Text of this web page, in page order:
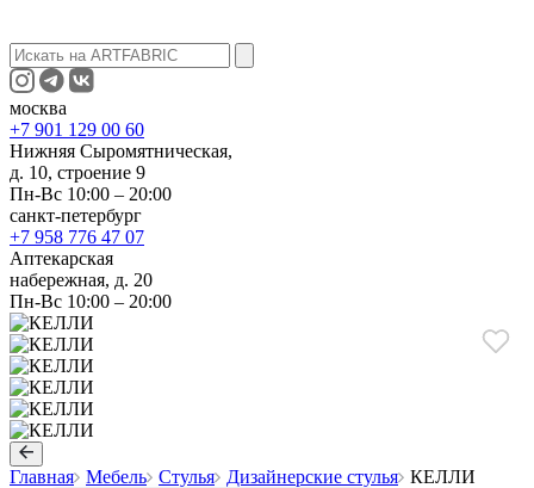
москва
+7 901 129 00 60
Нижняя Сыромятническая,
д. 10, строение 9
Пн-Вс 10:00 – 20:00
санкт-петербург
+7 958 776 47 07
Аптекарская
набережная, д. 20
Пн-Вс 10:00 – 20:00
Главная Мебель Стулья Дизайнерские стулья КЕЛЛИ